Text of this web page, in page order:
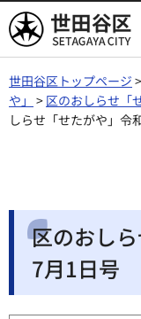
世田谷区
世田谷区トップページ >
や」 > 区のおしらせ「
しらせ「せたがや」令
区のおし
7月1日号